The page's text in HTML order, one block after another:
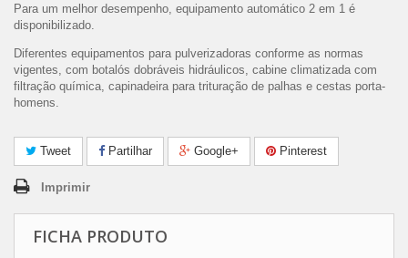
Para um melhor desempenho, equipamento automático 2 em 1 é
disponibilizado.
Diferentes equipamentos para pulverizadoras conforme as normas
vigentes, com botalós dobráveis hidráulicos, cabine climatizada com
filtração química, capinadeira para trituração de palhas e cestas porta-
homens.
Tweet Partilhar Google+ Pinterest
Imprimir
FICHA PRODUTO